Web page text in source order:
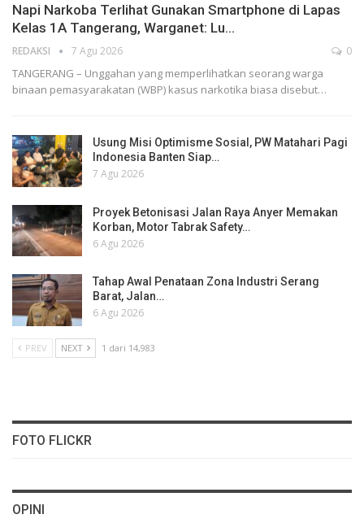
Napi Narkoba Terlihat Gunakan Smartphone di Lapas
Kelas 1A Tangerang, Warganet: Lu…
REDAKSI 7 Agu 2026 0
TANGERANG – Unggahan yang memperlihatkan seorang warga
binaan pemasyarakatan (WBP) kasus narkotika biasa disebut…
Usung Misi Optimisme Sosial, PW Matahari Pagi
Indonesia Banten Siap…
7 Agu 2026
Proyek Betonisasi Jalan Raya Anyer Memakan
Korban, Motor Tabrak Safety…
6 Agu 2026
Tahap Awal Penataan Zona Industri Serang
Barat, Jalan…
6 Agu 2026
PREV NEXT 1 dari 14,983
FOTO FLICKR
OPINI